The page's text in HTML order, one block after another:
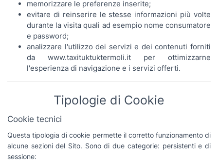
memorizzare le preferenze inserite;
evitare di reinserire le stesse informazioni più volte
durante la visita quali ad esempio nome consumatore
e password;
analizzare l'utilizzo dei servizi e dei contenuti forniti
da www.taxituktuktermoli.it per ottimizzarne
l'esperienza di navigazione e i servizi offerti.
Tipologie di Cookie
Cookie tecnici
Questa tipologia di cookie permette il corretto funzionamento di
alcune sezioni del Sito. Sono di due categorie: persistenti e di
sessione: